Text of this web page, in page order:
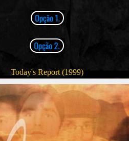
Today's Report (1999)